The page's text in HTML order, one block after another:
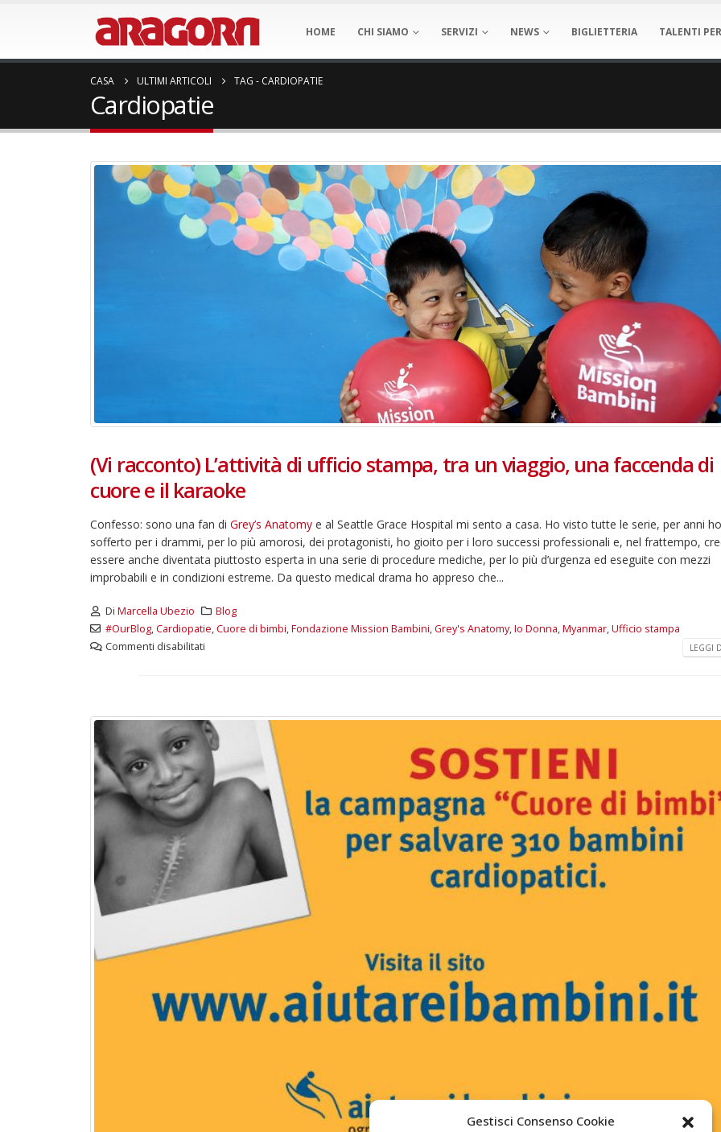
Gestisci Consenso Cookie
HOME CHI SIAMO SERVIZI NEWS BIGLIETTERIA TALENTI
CASA ULTIMI ARTICOLI TAG - CARDIOPATIE
Cardiopatie
(Vi racconto) L’attività di ufficio stampa, tra un viaggio, una faccenda di
cuore e il karaoke
Confesso: sono una fan di Grey’s Anatomy e al Seattle Grace Hospital mi sento a casa. Ho visto tutte le serie, per anni ho
sofferto per i drammi, per lo più amorosi, dei protagonisti, ho gioito per i loro successi professionali e, nel frattempo,
essere anche diventata piuttosto esperta in una serie di procedure mediche, per lo più d’urgenza ed eseguite con mezzi
improbabili e in condizioni estreme. Da questo medical drama ho appreso che...
Di Marcella Ubezio
Blog
#OurBlog,Cardiopatie,Cuore di bimbi,Fondazione Mission Bambini,Grey's Anatomy,Io Donna,Myanmar,Ufficio stampa
Commenti disabilitati
LEGGI
domiciliare
Marzo 17, 2026
5 ottobre 2026 –